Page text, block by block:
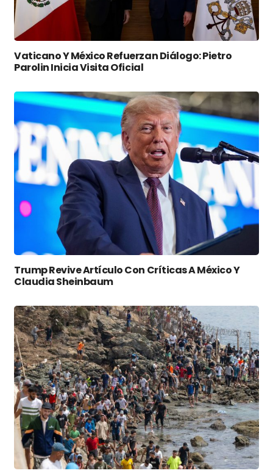
Vaticano Y México Refuerzan Diálogo: Pietro
Parolin Inicia Visita Oficial
Trump Revive Artículo Con Críticas A México Y
Claudia Sheinbaum